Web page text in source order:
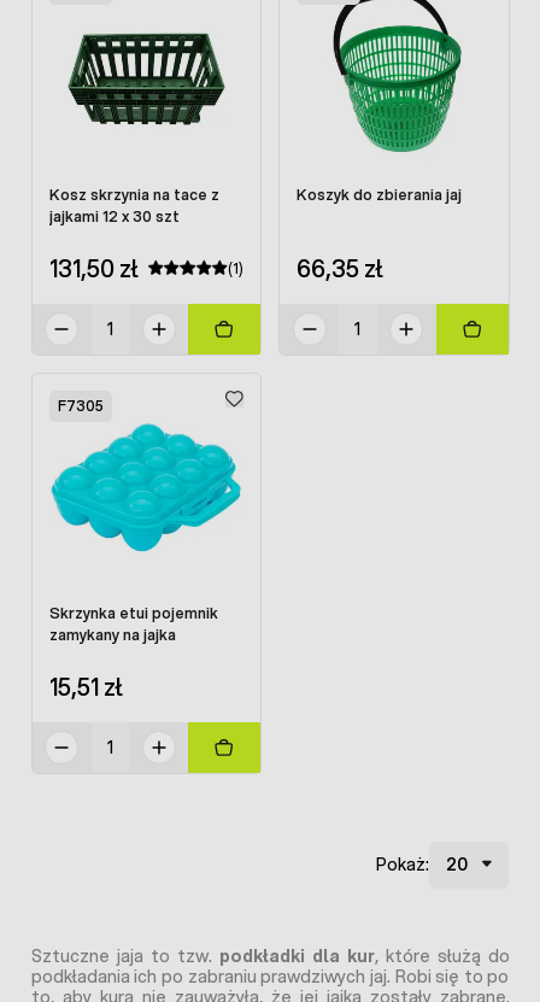
Kosz skrzynia na tace z
jajkami 12 x 30 szt
131,50 zł (1)
Koszyk do zbierania jaj
66,35 zł
F7305
Skrzynka etui pojemnik
zamykany na jajka
15,51 zł
Pokaż:
Sztuczne jaja to tzw. podkładki dla kur, które służą do
podkładania ich po zabraniu prawdziwych jaj. Robi się to po